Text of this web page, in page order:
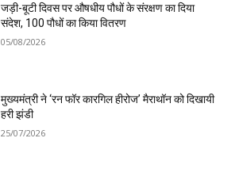
जड़ी-बूटी दिवस पर औषधीय पौधों के संरक्षण का दिया
संदेश, 100 पौधों का किया वितरण
05/08/2026
मुख्यमंत्री ने ‘रन फॉर कारगिल हीरोज’ मैराथॉन को दिखायी
हरी झंडी
25/07/2026